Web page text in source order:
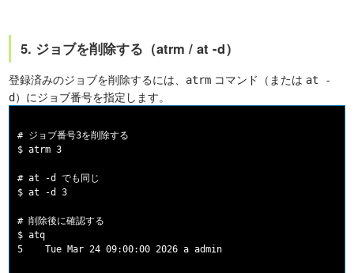
5. ジョブを削除する（atrm / at -d）
登録済みのジョブを削除するには、 atrm コマンド（または at -
d ）にジョブ番号を指定します。
# ジョブ番号3を削除する
$ atrm 3
# at -d でも同じ
$ at -d 3
# 削除後に確認する
$ atq